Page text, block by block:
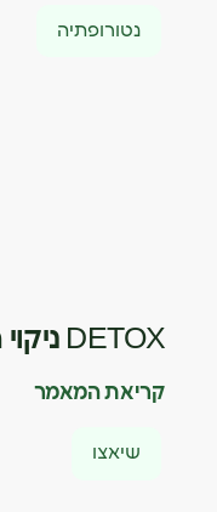
נטורופתיה
DETOX ניקוי הגוף מרעלים
קריאת המאמר
שיאצו